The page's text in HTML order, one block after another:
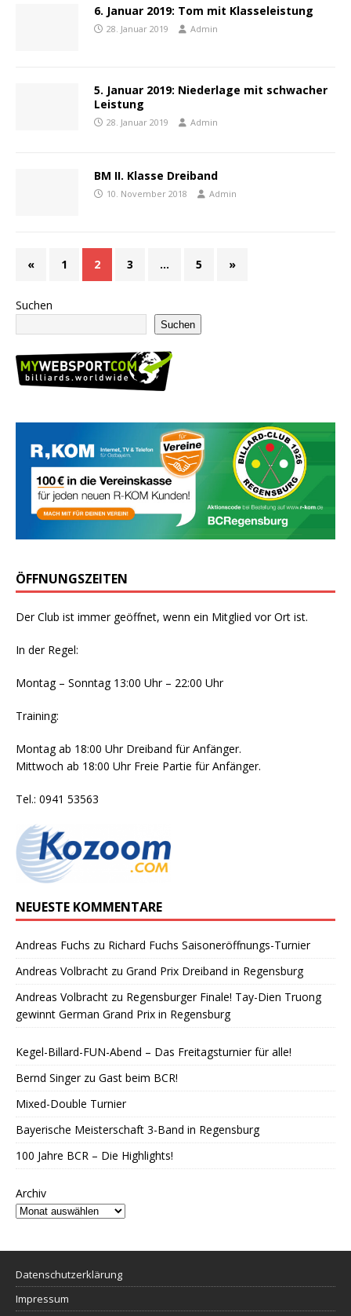
6. Januar 2019: Tom mit Klasseleistung
28. Januar 2019 Admin
5. Januar 2019: Niederlage mit schwacher
Leistung
28. Januar 2019 Admin
BM II. Klasse Dreiband
10. November 2018 Admin
« 1 2 3 … 5 »
Suchen
Suchen
ÖFFNUNGSZEITEN
Der Club ist immer geöffnet, wenn ein Mitglied vor Ort ist.
In der Regel:
Montag – Sonntag 13:00 Uhr – 22:00 Uhr
Training:
Montag ab 18:00 Uhr Dreiband für Anfänger.
Mittwoch ab 18:00 Uhr Freie Partie für Anfänger.
Tel.: 0941 53563
NEUESTE KOMMENTARE
Andreas Fuchs zu Richard Fuchs Saisoneröffnungs-Turnier
Andreas Volbracht zu Grand Prix Dreiband in Regensburg
Andreas Volbracht zu Regensburger Finale! Tay-Dien Truong
gewinnt German Grand Prix in Regensburg
Kegel-Billard-FUN-Abend – Das Freitagsturnier für alle!
Bernd Singer zu Gast beim BCR!
Mixed-Double Turnier
Bayerische Meisterschaft 3-Band in Regensburg
100 Jahre BCR – Die Highlights!
Archiv
Datenschutzerklärung
Impressum